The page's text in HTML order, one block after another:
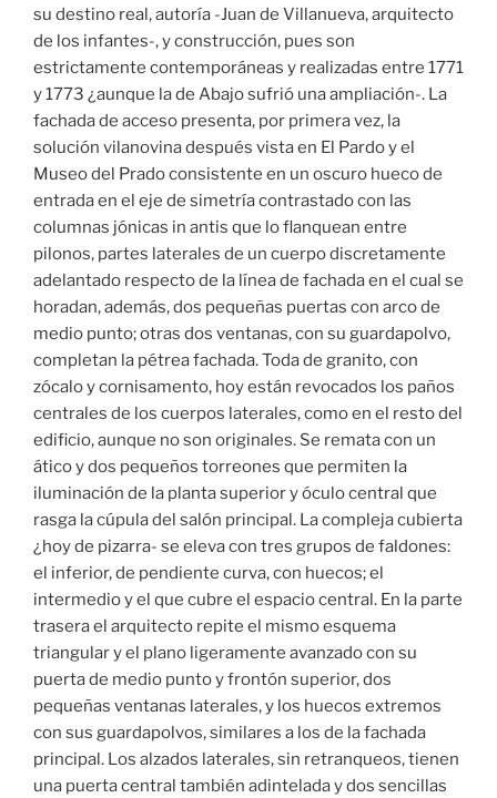
su destino real, autoría -Juan de Villanueva, arquitecto
de los infantes-, y construcción, pues son
estrictamente contemporáneas y realizadas entre 1771
y 1773 ¿aunque la de Abajo sufrió una ampliación-. La
fachada de acceso presenta, por primera vez, la
solución vilanovina después vista en El Pardo y el
Museo del Prado consistente en un oscuro hueco de
entrada en el eje de simetría contrastado con las
columnas jónicas in antis que lo flanquean entre
pilonos, partes laterales de un cuerpo discretamente
adelantado respecto de la línea de fachada en el cual se
horadan, además, dos pequeñas puertas con arco de
medio punto; otras dos ventanas, con su guardapolvo,
completan la pétrea fachada. Toda de granito, con
zócalo y cornisamento, hoy están revocados los paños
centrales de los cuerpos laterales, como en el resto del
edificio, aunque no son originales. Se remata con un
ático y dos pequeños torreones que permiten la
iluminación de la planta superior y óculo central que
rasga la cúpula del salón principal. La compleja cubierta
¿hoy de pizarra- se eleva con tres grupos de faldones:
el inferior, de pendiente curva, con huecos; el
intermedio y el que cubre el espacio central. En la parte
trasera el arquitecto repite el mismo esquema
triangular y el plano ligeramente avanzado con su
puerta de medio punto y frontón superior, dos
pequeñas ventanas laterales, y los huecos extremos
con sus guardapolvos, similares a los de la fachada
principal. Los alzados laterales, sin retranqueos, tienen
una puerta central también adintelada y dos sencillas